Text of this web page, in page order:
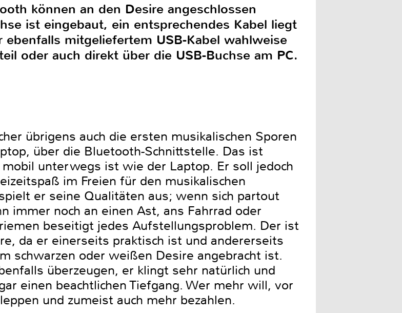
können an den Desire angeschlossen
ist eingebaut, ein entsprechendes Kabel liegt
mitgeliefertem USB-Kabel wahlweise
oder auch direkt über die USB-Buchse am PC.
übrigens auch die ersten musikalischen Sporen
über die Bluetooth-Schnittstelle. Das ist
unterwegs ist wie der Laptop. Er soll jedoch
im Freien für den musikalischen
er seine Qualitäten aus; wenn sich partout
immer noch an einen Ast, ans Fahrrad oder
beseitigt jedes Aufstellungsproblem. Der ist
da er einerseits praktisch ist und andererseits
schwarzen oder weißen Desire angebracht ist.
überzeugen, er klingt sehr natürlich und
einen beachtlichen Tiefgang. Wer mehr will, vor
und zumeist auch mehr bezahlen.